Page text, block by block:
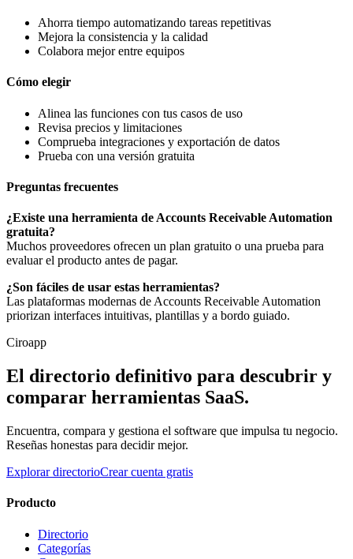
Ahorra tiempo automatizando tareas repetitivas
Mejora la consistencia y la calidad
Colabora mejor entre equipos
Cómo elegir
Alinea las funciones con tus casos de uso
Revisa precios y limitaciones
Comprueba integraciones y exportación de datos
Prueba con una versión gratuita
Preguntas frecuentes
¿Existe una herramienta de Accounts Receivable Automation
gratuita?
Muchos proveedores ofrecen un plan gratuito o una prueba para
evaluar el producto antes de pagar.
¿Son fáciles de usar estas herramientas?
Las plataformas modernas de Accounts Receivable Automation
priorizan interfaces intuitivas, plantillas y a bordo guiado.
Ciroapp
El directorio definitivo para descubrir y
comparar herramientas SaaS.
Encuentra, compara y gestiona el software que impulsa tu negocio.
Reseñas honestas para decidir mejor.
Explorar directorioCrear cuenta gratis
Producto
Directorio
Categorías